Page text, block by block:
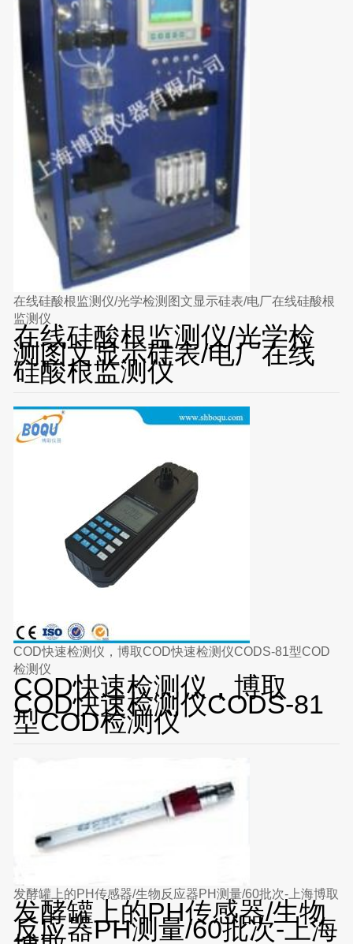
在线硅酸根监测仪/光学检测图文显示硅表/电厂在线硅酸根
监测仪
在线硅酸根监测仪/光学检
测图文显示硅表/电厂在线
硅酸根监测仪
COD快速检测仪，博取COD快速检测仪CODS-81型COD
检测仪
COD快速检测仪，博取
COD快速检测仪CODS-81
型COD检测仪
发酵罐上的PH传感器/生物反应器PH测量/60批次-上海博取
发酵罐上的PH传感器/生物
反应器PH测量/60批次-上海